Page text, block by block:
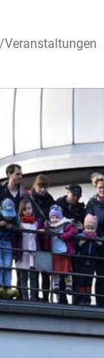
Veranstaltungen